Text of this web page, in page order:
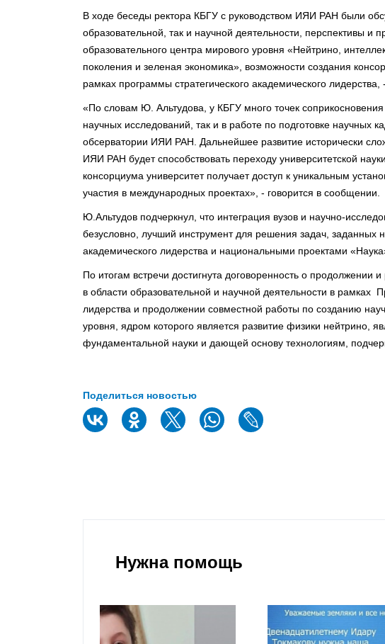
В ходе беседы ректора КБГУ с руководством ИЯИ РАН были
образовательной, так и научной деятельности, перспективы и
образовательного центра мирового уровня «Нейтрино,
поколения и зеленая экономика», возможности создания
рамках программы стратегического академического лидерства,
«По словам Ю. Альтудова, у КБГУ много точек
научных исследований, так и в работе по подготовке научных
обсерватории ИЯИ РАН. Дальнейшее развитие исторически
ИЯИ РАН будет способствовать переходу университетской
консорциума университет получает доступ к уникальным
участия в международных проектах», - говорится в сообщении.
Ю.Альтудов подчеркнул, что интеграция вузов и научно-
безусловно, лучший инструмент для решения задач, заданных
академического лидерства и национальными проектами
По итогам встречи достигнута договоренность о
в области образовательной и научной деятельности в рамках
лидерства и продолжении совместной работы по созданию
уровня, ядром которого является развитие физики нейтрино,
фундаментальной науки и дающей основу технологиям,
Поделиться новостью
Нужна помощь